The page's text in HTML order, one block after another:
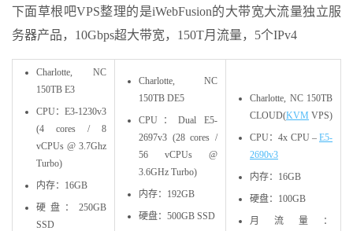
下面草根吧VPS整理的是iWebFusion的大带宽大流量独立服
务器产品，10Gbps超大带宽，150T月流量，5个IPv4
Charlotte, NC
150TB E3
CPU：E3-1230v3
(4 cores / 8
vCPUs @ 3.7Ghz
Turbo)
内存：16GB
硬盘：250GB
SSD
Charlotte, NC
150TB DE5
CPU：Dual E5-
2697v3 (28 cores /
56 vCPUs @
3.6GHz Turbo)
内存：192GB
硬盘：500GB SSD
Charlotte, NC 150TB
CLOUD(KVM VPS)
CPU：4x CPU – E5-
2690v3
内存：16GB
硬盘：100GB
月流量：